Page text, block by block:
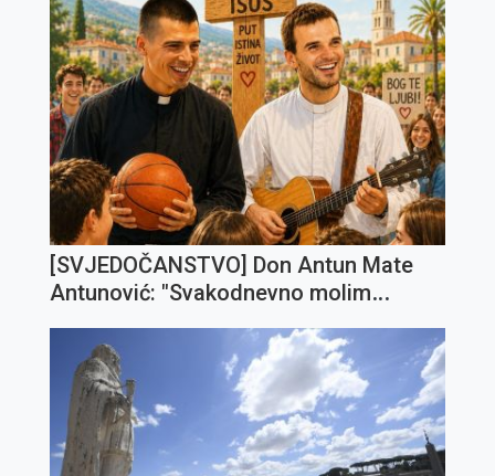
[SVJEDOČANSTVO] Don Antun Mate
Antunović: "Svakodnevno molim
i posvećuje u čovjeka po svome
poniznome Srcu"